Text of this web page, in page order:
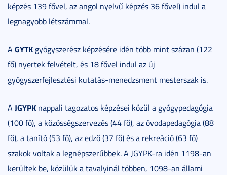
képzés 139 fővel, az angol nyelvű képzés 36 fővel) indul a
legnagyobb létszámmal.
A GYTK gyógyszerész képzésére idén több mint százan (122
fő) nyertek felvételt, és 18 fővel indul az új
gyógyszerfejlesztési kutatás-menedzsment mesterszak is.
A JGYPK nappali tagozatos képzései közül a gyógypedagógia
(100 fő), a közösségszervezés (44 fő), az óvodapedagógia (88
fő), a tanító (53 fő), az edző (37 fő) és a rekreáció (63 fő)
szakok voltak a legnépszerűbbek. A JGYPK-ra idén 1198-an
kerültek be, közülük a tavalyinál többen, 1098-an állami